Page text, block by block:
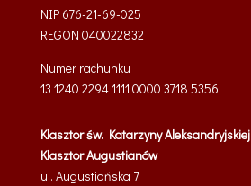
NIP 676-21-69-025
REGON 040022832
Numer rachunku
13 1240 2294 1111 0000 3718 5356
Klasztor św. Katarzyny Aleksandryjskiej
Klasztor Augustianów
ul. Augustiańska 7